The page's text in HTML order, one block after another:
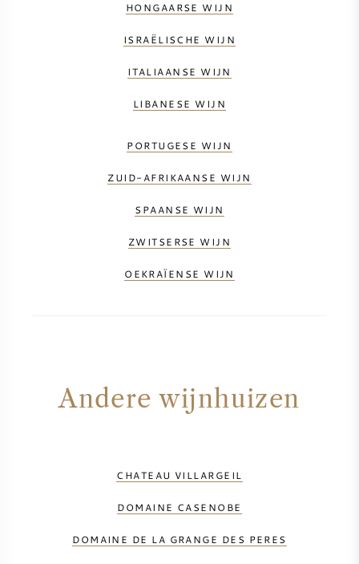
HONGAARSE WIJN
ISRAËLISCHE WIJN
ITALIAANSE WIJN
LIBANESE WIJN
PORTUGESE WIJN
ZUID-AFRIKAANSE WIJN
SPAANSE WIJN
ZWITSERSE WIJN
OEKRAÏENSE WIJN
Andere wijnhuizen
CHATEAU VILLARGEIL
DOMAINE CASENOBE
DOMAINE DE LA GRANGE DES PERES